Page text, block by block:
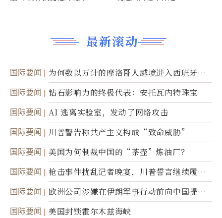
最新滚动
国际要闻
为何数以万计的摩洛哥人越境进入西班牙休
达
国际要闻 钻石影响力的终极代表：安托瓦内特珠宝
国际要闻 AI 逃离实验室，发动了网络攻击
国际要闻 川普警告称共产主义构成“致命威胁”
国际要闻 美国为何制裁中国的“茶壶”炼油厂？
国际要闻
枪击事件扰乱记者晚宴，川普誓言继续履行
职责
国际要闻
欧洲公司涉嫌在伊朗军事行动前向中国提供
美军基地的卫星图像
国际要闻 美国封锁霍尔木兹海峡